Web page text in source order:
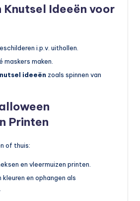
Knutsel Ideeën voor
i.p.v. uithollen.
maken.
ideeën zoals spinnen van
Printen
of thuis:
en vleermuizen printen.
kleuren en ophangen als